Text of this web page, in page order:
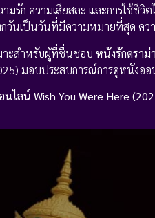
ามรัก ความเสียสละ และการใช้ชี
วันเป็นวันที่มีความหมายที่สุด คว
าะสำหรับผู้ที่ชื่นชอบ หนังรักดราม่
มอบประสบการณ์การดูหนังอ
ไลน์ Wish You Were Here